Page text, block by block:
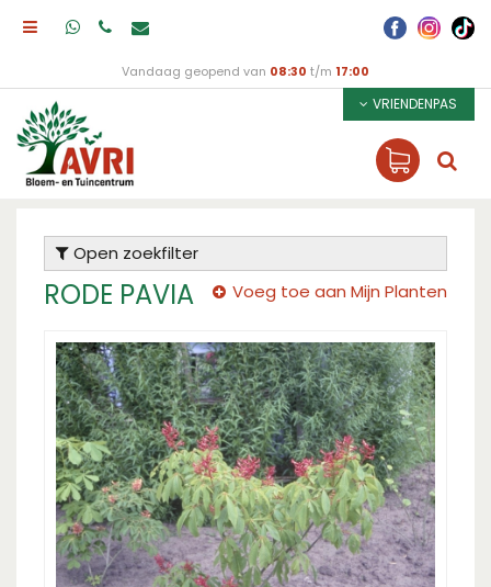
Vandaag geopend van 08:30 t/m 17:00
VRIENDENPAS
Open zoekfilter
RODE PAVIA Voeg toe aan Mijn Planten